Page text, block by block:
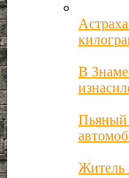
В
Пьяный
Житель